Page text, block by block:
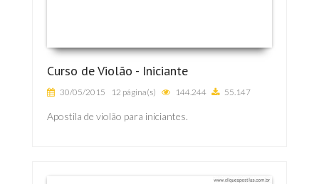
Curso de Violão - Iniciante
30/05/2015 12 página(s) 144.244 55.147
Apostila de violão para iniciantes.